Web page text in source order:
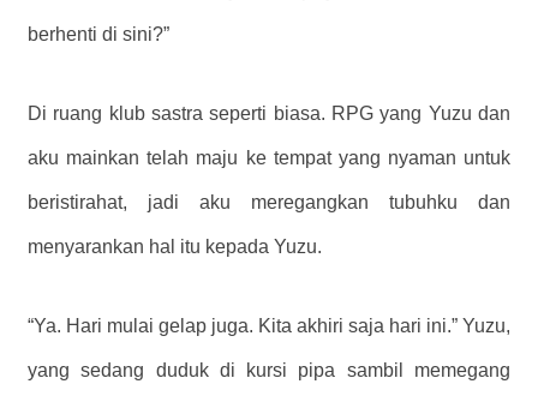
berhenti di sini?”
Di ruang klub sastra seperti biasa. RPG yang Yuzu dan
aku mainkan telah maju ke tempat yang nyaman untuk
beristirahat, jadi aku meregangkan tubuhku dan
menyarankan hal itu kepada Yuzu.
“Ya. Hari mulai gelap juga. Kita akhiri saja hari ini.” Yuzu,
yang sedang duduk di kursi pipa sambil memegang